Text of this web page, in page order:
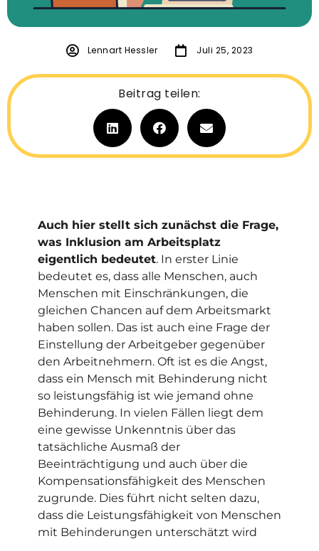
Lennart Hessler Juli 25, 2023
Beitrag teilen:
Auch hier stellt sich zunächst die Frage,
was Inklusion am Arbeitsplatz
eigentlich bedeutet. In erster Linie
bedeutet es, dass alle Menschen, auch
Menschen mit Einschränkungen, die
gleichen Chancen auf dem Arbeitsmarkt
haben sollen. Das ist auch eine Frage der
Einstellung der Arbeitgeber gegenüber
den Arbeitnehmern. Oft ist es die Angst,
dass ein Mensch mit Behinderung nicht
so leistungsfähig ist wie jemand ohne
Behinderung. In vielen Fällen liegt dem
eine gewisse Unkenntnis über das
tatsächliche Ausmaß der
Beeinträchtigung und auch über die
Kompensationsfähigkeit des Menschen
zugrunde. Dies führt nicht selten dazu,
dass die Leistungsfähigkeit von Menschen
mit Behinderungen unterschätzt wird